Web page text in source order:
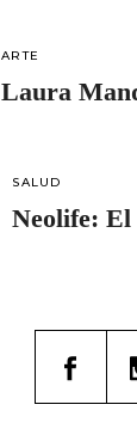
ARTE
Laura
SALUD
Neolife: